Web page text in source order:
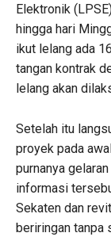
Elektronik
hingga hari
ikut lelang ada
tangan kontrak
lelang akan
Setelah itu
proyek pada
purnanya
informasi
Sekaten dan
beriringan tanpa